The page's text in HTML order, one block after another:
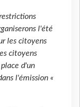
l'été
les citoyens
citoyens
d'un
l'émission «